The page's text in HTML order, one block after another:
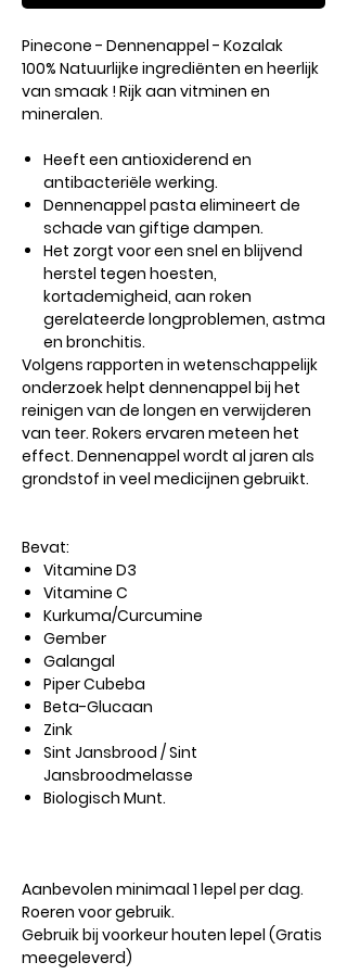
Pinecone - Dennenappel - Kozalak
100% Natuurlijke ingrediënten en heerlijk
van smaak ! Rijk aan vitminen en
mineralen.
Heeft een antioxiderend en
antibacteriële werking.
Dennenappel pasta elimineert de
schade van giftige dampen.
Het zorgt voor een snel en blijvend
herstel tegen hoesten,
kortademigheid, aan roken
gerelateerde longproblemen, astma
en bronchitis.
Volgens rapporten in wetenschappelijk
onderzoek helpt dennenappel bij het
reinigen van de longen en verwijderen
van teer. Rokers ervaren meteen het
effect. Dennenappel wordt al jaren als
grondstof in veel medicijnen gebruikt.
Bevat:
Vitamine D3
Vitamine C
Kurkuma/Curcumine
Gember
Galangal
Piper Cubeba
Beta-Glucaan
Zink
Sint Jansbrood / Sint
Jansbroodmelasse
Biologisch Munt.
Aanbevolen minimaal 1 lepel per dag.
Roeren voor gebruik.
Gebruik bij voorkeur houten lepel (Gratis
meegeleverd)